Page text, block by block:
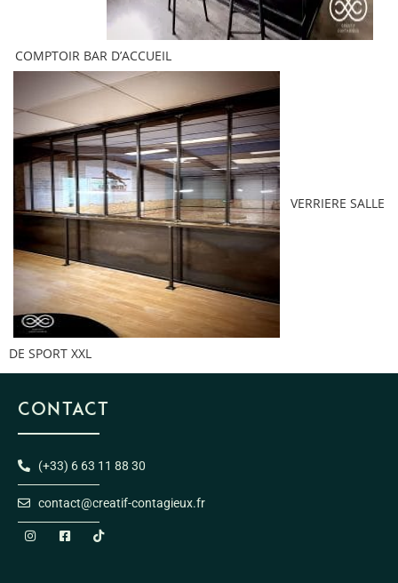
COMPTOIR BAR D’ACCUEIL
VERRIERE SALLE
DE SPORT XXL
CONTACT
(+33) 6 63 11 88 30
contact@creatif-contagieux.fr